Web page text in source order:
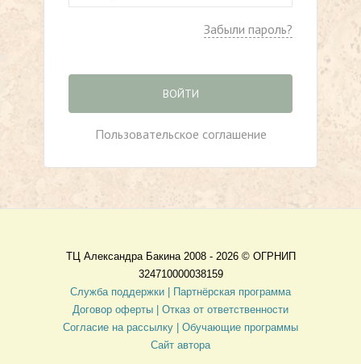
Забыли пароль?
ВОЙТИ
Пользовательское соглашение
ТЦ Александра Бакина 2008 - 2026 © ОГРНИП
324710000038159
Служба поддержки |
Партнёрская программа
Договор оферты
| Отказ от ответственности
Согласие на рассылку | Обучающие программы
Сайт автора